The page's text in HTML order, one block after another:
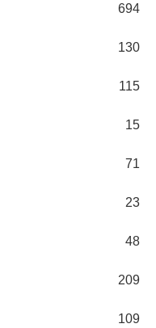
694
130
115
15
71
23
48
209
109